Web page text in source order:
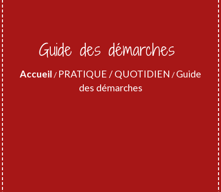
Guide des démarches
Accueil / PRATIQUE / QUOTIDIEN / Guide
des démarches